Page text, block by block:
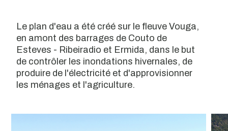
Le plan d'eau a été créé sur le fleuve Vouga,
en amont des barrages de Couto de
Esteves - Ribeiradio et Ermida, dans le but
de contrôler les inondations hivernales, de
produire de l'électricité et d'approvisionner
les ménages et l'agriculture.